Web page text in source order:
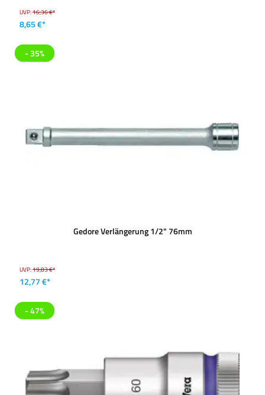
UVP:16,36 €*
8,65 €*
- 35%
Gedore Verlängerung 1/2" 76mm
UVP:19,83 €*
12,77 €*
- 47%